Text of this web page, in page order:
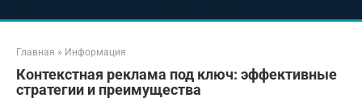
Главная » Информация
Контекстная реклама под ключ: эффективные
стратегии и преимущества